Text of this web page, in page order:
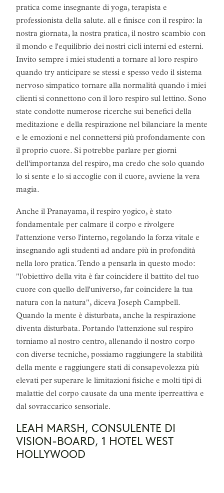
pratica come insegnante di yoga, terapista e
professionista della salute. all e finisce con il respiro: la
nostra giornata, la nostra pratica, il nostro scambio con
il mondo e l'equilibrio dei nostri cicli interni ed esterni.
Invito sempre i miei studenti a tornare al loro respiro
quando try anticipare se stessi e spesso vedo il sistema
nervoso simpatico tornare alla normalità quando i miei
clienti si connettono con il loro respiro sul lettino. Sono
state condotte numerose ricerche sui benefici della
meditazione e della respirazione nel bilanciare la mente
e le emozioni e nel connettersi più profondamente con
il proprio cuore. Si potrebbe parlare per giorni
dell'importanza del respiro, ma credo che solo quando
lo si sente e lo si accoglie con il cuore, avviene la vera
magia.
Anche il Pranayama, il respiro yogico, è stato
fondamentale per calmare il corpo e rivolgere
l'attenzione verso l'interno, regolando la forza vitale e
insegnando agli studenti ad andare più in profondità
nella loro pratica. Tendo a pensarla in questo modo:
"l'obiettivo della vita è far coincidere il battito del tuo
cuore con quello dell'universo, far coincidere la tua
natura con la natura", diceva Joseph Campbell.
Quando la mente è disturbata, anche la respirazione
diventa disturbata. Portando l'attenzione sul respiro
torniamo al nostro centro, allenando il nostro corpo
con diverse tecniche, possiamo raggiungere la stabilità
della mente e raggiungere stati di consapevolezza più
elevati per superare le limitazioni fisiche e molti tipi di
malattie del corpo causate da una mente iperreattiva e
dal sovraccarico sensoriale.
LEAH MARSH, CONSULENTE DI
VISION-BOARD, 1 HOTEL WEST
HOLLYWOOD